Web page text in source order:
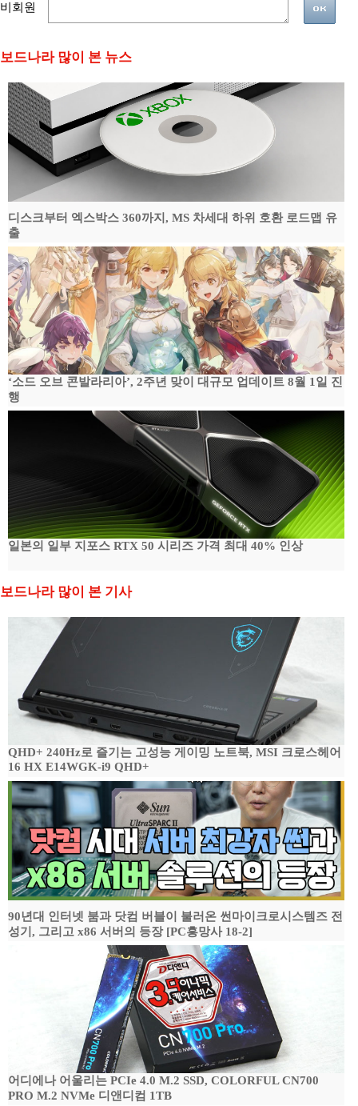
비회원
보드나라 많이 본 뉴스
디스크부터 엑스박스 360까지, MS 차세대 하위 호환 로드맵 유
출
‘소드 오브 콘발라리아’, 2주년 맞이 대규모 업데이트 8월 1일 진
행
일본의 일부 지포스 RTX 50 시리즈 가격 최대 40% 인상
보드나라 많이 본 기사
QHD+ 240Hz로 즐기는 고성능 게이밍 노트북, MSI 크로스헤어
16 HX E14WGK-i9 QHD+
90년대 인터넷 붐과 닷컴 버블이 불러온 썬마이크로시스템즈 전
성기, 그리고 x86 서버의 등장 [PC흥망사 18-2]
어디에나 어울리는 PCIe 4.0 M.2 SSD, COLORFUL CN700
PRO M.2 NVMe 디앤디컴 1TB